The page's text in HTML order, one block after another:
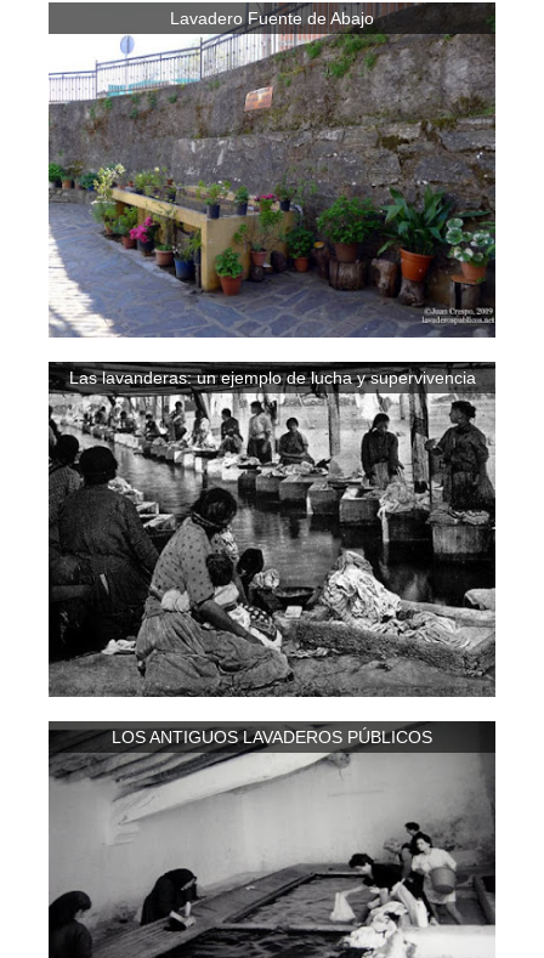
Lavadero Fuente de Abajo
Las lavanderas: un ejemplo de lucha y supervivencia
LOS ANTIGUOS LAVADEROS PÚBLICOS